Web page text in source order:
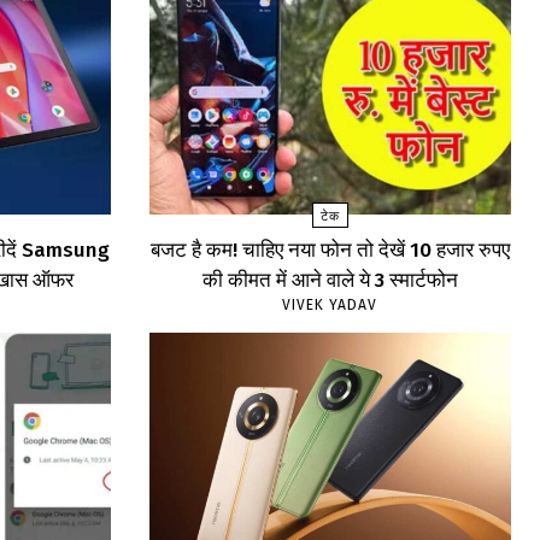
Samsung
ऑफर
टेक
बजट है कम! चाहिए नया फोन तो देखें 10 हजार रुपए
की कीमत में आने वाले ये 3 स्मार्टफोन
VIVEK YADAV